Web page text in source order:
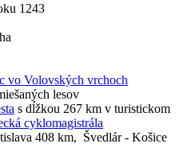
1243
vo Volovských vrchoch
lesov
s dĺžkou 267 km v turistickom
cyklomagistrála
408 km, Švedlár - Košice